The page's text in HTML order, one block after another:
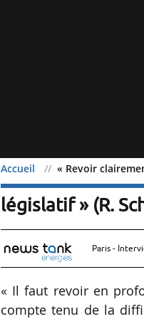
Accueil « Revoir
« Revoir
législatif » (R.
Paris -
« Il faut revoir en
compte tenu de la